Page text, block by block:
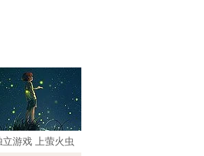
立游戏 上萤火虫